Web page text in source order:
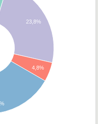
23,8%
4,8%